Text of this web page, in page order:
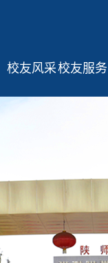
校友风采
优秀校友
校友服务
电子校友